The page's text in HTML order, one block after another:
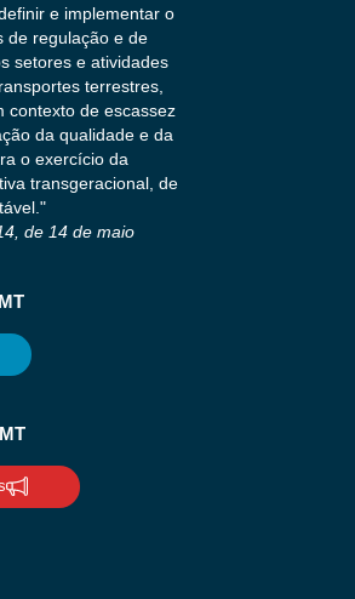
e implementar o
de regulação e de
setores e atividades
terrestres,
contexto de escassez
da qualidade e da
o exercício da
transgeracional, de
de 14 de maio